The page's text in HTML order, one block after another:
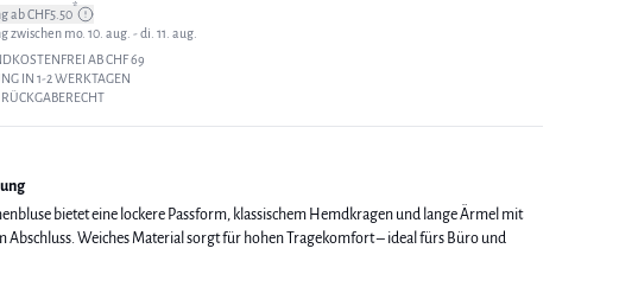
ab CHF5.50*
zwischen mo. 10. aug. - di. 11. aug.
AB CHF 69
IN 1-2 WERKTAGEN
RÜCKGABERECHT
bietet eine lockere Passform, klassischem Hemdkragen und lange Ärmel mit
Abschluss. Weiches Material sorgt für hohen Tragekomfort – ideal fürs Büro und